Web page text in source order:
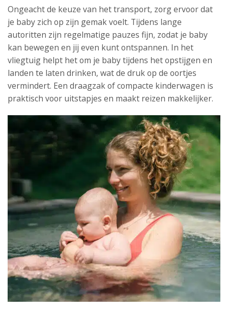
Ongeacht de keuze van het transport, zorg ervoor dat
je baby zich op zijn gemak voelt. Tijdens lange
autoritten zijn regelmatige pauzes fijn, zodat je baby
kan bewegen en jij even kunt ontspannen. In het
vliegtuig helpt het om je baby tijdens het opstijgen en
landen te laten drinken, wat de druk op de oortjes
vermindert. Een draagzak of compacte kinderwagen is
praktisch voor uitstapjes en maakt reizen makkelijker.